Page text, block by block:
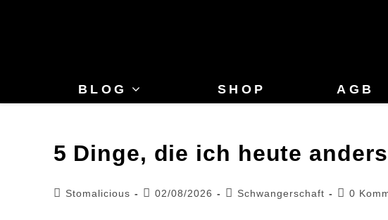
BLOG SHOP AGB
5 Dinge, die ich heute
Beitrags-
Stomalicious
Beitrag
02/08/2026
Beitrags-
Schwangerschaft
Beitrags-
0